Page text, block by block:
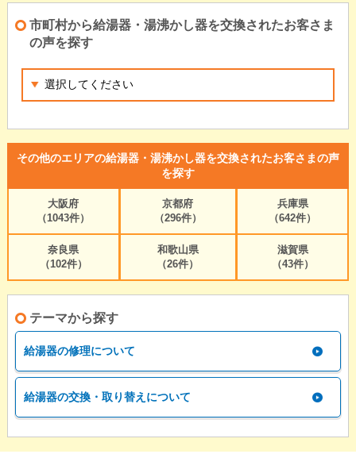
市町村から給湯器・湯沸かし器を交換されたお客さま
の声を探す
その他のエリアの給湯器・湯沸かし器を交換されたお客さまの声
を探す
大阪府
（1043件）
京都府
（296件）
兵庫県
（642件）
奈良県
（102件）
和歌山県
（26件）
滋賀県
（43件）
テーマから探す
給湯器の修理について
給湯器の交換・取り替えについて